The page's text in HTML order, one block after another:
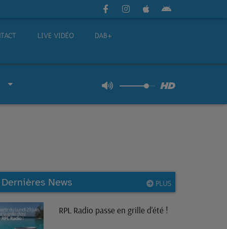
LIVE VIDÉO DAB+
PLUS
Dernières News
RPL Radio passe en grille d'été !